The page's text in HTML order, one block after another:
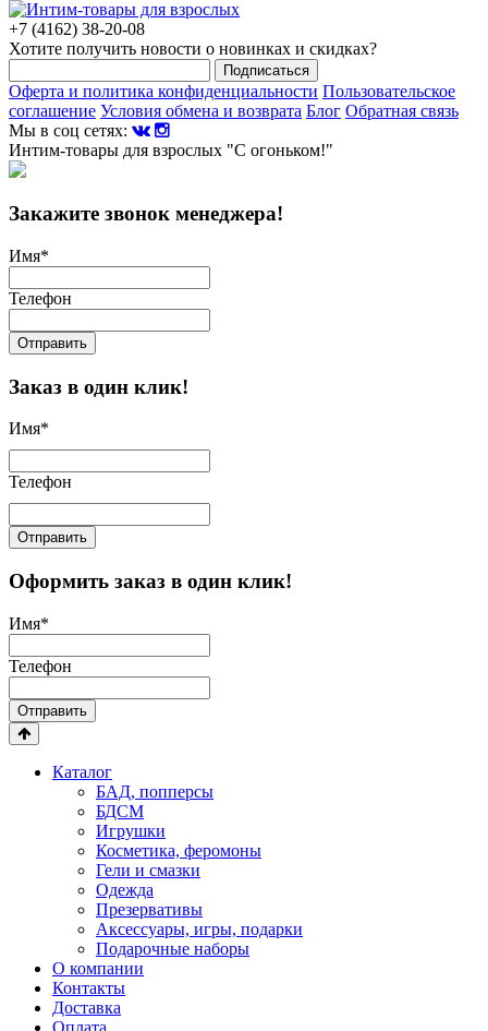
+7 (4162) 38-20-08
Хотите получить новости о новинках и скидках?
Подписаться
Оферта и политика конфиденциальности Пользовательское
соглашение Условия обмена и возврата Блог Обратная связь
Мы в соц сетях:
Интим-товары для взрослых "С огоньком!"
Закажите звонок менеджера!
Имя*
Телефон
Отправить
Заказ в один клик!
Имя*
Телефон
Отправить
Оформить заказ в один клик!
Имя*
Телефон
Отправить
Каталог
БАД, попперсы
БДСМ
Игрушки
Косметика, феромоны
Гели и смазки
Одежда
Презервативы
Аксессуары, игры, подарки
Подарочные наборы
О компании
Контакты
Доставка
Оплата